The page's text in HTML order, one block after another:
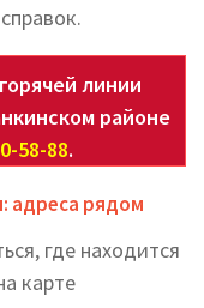
линии
районе
58-88.
адреса рядом
где находится
карте